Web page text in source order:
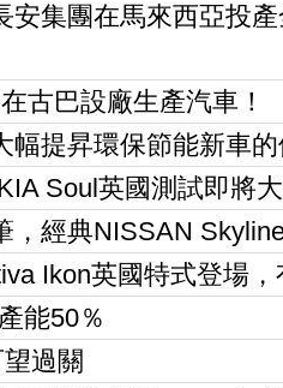
安集團在馬來西亞投
古巴設廠生產汽車！
幅提昇環保節能新車
Soul英國測試即將
，經典NISSAN
Ikon英國特式登場
能50％
過關